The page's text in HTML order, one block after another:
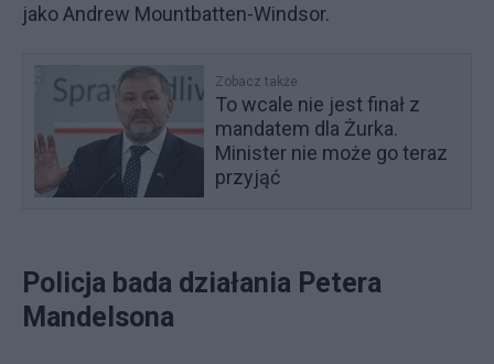
jako Andrew Mountbatten-Windsor.
Zobacz także
To wcale nie jest finał z
mandatem dla Żurka.
Minister nie może go teraz
przyjąć
Policja bada działania Petera
Mandelsona